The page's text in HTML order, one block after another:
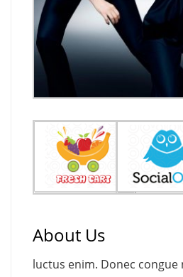
About Us
luctus enim. Donec